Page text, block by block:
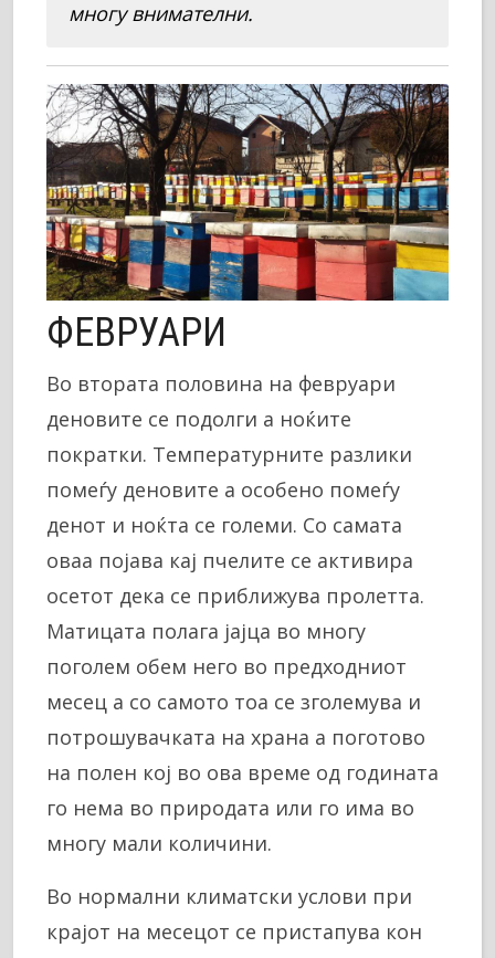
многу внимателни.
ФЕВРУАРИ
Во втората половина на февруари
деновите се подолги а ноќите
пократки. Температурните разлики
помеѓу деновите а особено помеѓу
денот и ноќта се големи. Со самата
оваа појава кај пчелите се активира
осетот дека се приближува пролетта.
Матицата полага јајца во многу
поголем обем него во предходниот
месец а со самото тоа се зголемува и
потрошувачката на храна а поготово
на полен кој во ова време од годината
го нема во природата или го има во
многу мали количини.
Во нормални климатски услови при
крајот на месецот се пристапува кон